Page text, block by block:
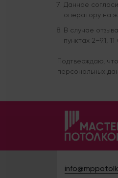
Данное
оператору на
В случае
пунктах 2–9.1,
Подтверждаю,
персональных